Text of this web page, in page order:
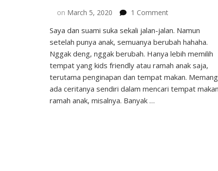
on March 5, 2020 1 Commenton
Mencari
Tempat
Makan
Ramah
Anak
Saya dan suami suka sekali jalan-jalan. Namun
setelah punya anak, semuanya berubah hahaha.
Nggak deng, nggak berubah. Hanya lebih memilih
tempat yang kids friendly atau ramah anak saja,
terutama penginapan dan tempat makan. Memang
ada ceritanya sendiri dalam mencari tempat makan
ramah anak, misalnya. Banyak …